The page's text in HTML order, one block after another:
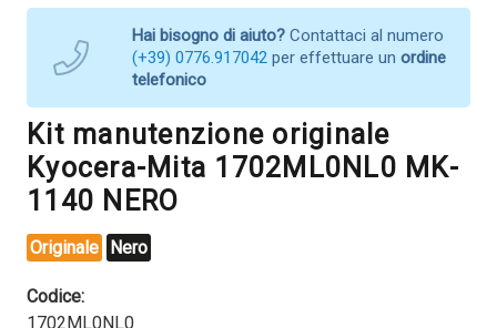
Hai bisogno di aiuto? Contattaci al numero
(+39) 0776.917042 per effettuare un ordine
telefonico
Kit manutenzione originale
Kyocera-Mita 1702ML0NL0 MK-
1140 NERO
Originale Nero
Codice:
1702ML0NL0